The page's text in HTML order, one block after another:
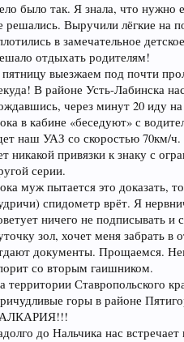
было так. Я знала, что
решались. Выручили лёгкие на
в замечательное
отдыхать родителям!
выезжаем под почти
В районе Усть-Лабинска
через минут 20 иду
в кабине «беседуют» с
наш УАЗ со скоростью 70км/
никакой привязки к знаку с
серии.
муж пытается это доказать,
спидометр врёт. Я
ничего не подписывать
зол, хочет меня забрать
документы. Прощаемся.
со вторым гаишником.
территории Ставропольского
горы в районе
до Нальчика нас